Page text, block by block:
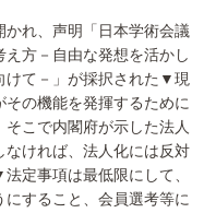
れ、声明「日本学術会議
方－自由な発想を活かし
けて－」が採択された▼現
の機能を発揮するために
こで内閣府が示した法人
ければ、法人化には反対
定事項は最低限にして、
すること、会員選考等に